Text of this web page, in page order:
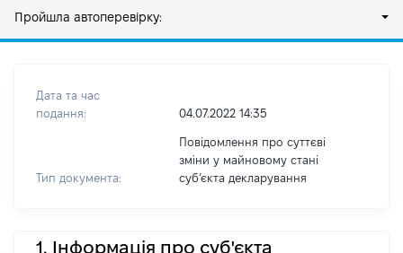
Пройшла автоперевірку:
Дата та час
подання:
04.07.2022 14:35
Тип документа:
Повідомлення про суттєві
зміни у майновому стані
субʼєкта декларування
1. Інформація про суб'єкта